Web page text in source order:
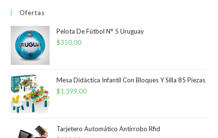
Ofertas
Pelota De Fútbol N° 5 Uruguay
$350,00
Mesa Didáctica Infantil Con Bloques Y Silla 85 Piezas
$1.399,00
Tarjetero Automático Antirrobo Rfid